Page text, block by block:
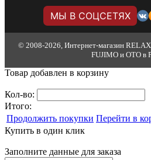
МЫ В СОЦСЕТЯХ
© 2008-2026, Интернет-магазин
FUJIMO и OTO в
Товар добавлен в корзину
Кол-во:
Итого:
Продолжить покупки Перейти в
Купить в один клик
Заполните данные для заказа